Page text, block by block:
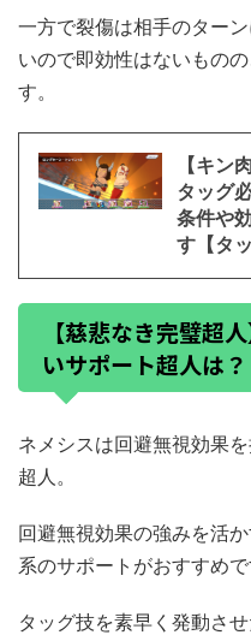
一方で裂傷は相手のター
いので即効性はないもの
す。
【キン
タッグ
条件や
す【タ
【慈悲なき完璧超
いサポート超人は？
ネメシスは回避無視効果
超人。
回避無視効果の強みを活
系のサポートがおすすめで
タッグ技を素早く発動さ